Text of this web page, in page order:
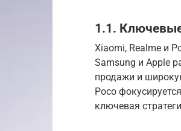
1.1. Ключевые
Xiaomi, Realme и
Samsung и Apple
продажи и
Poco
ключевая